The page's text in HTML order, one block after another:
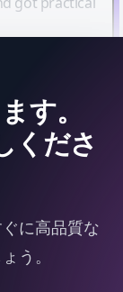
す。
くださ
に高品質な
う。